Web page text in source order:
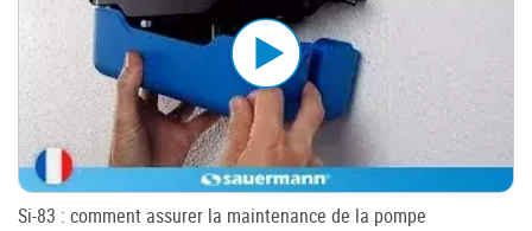
Si-83 : comment assurer la maintenance de la pompe